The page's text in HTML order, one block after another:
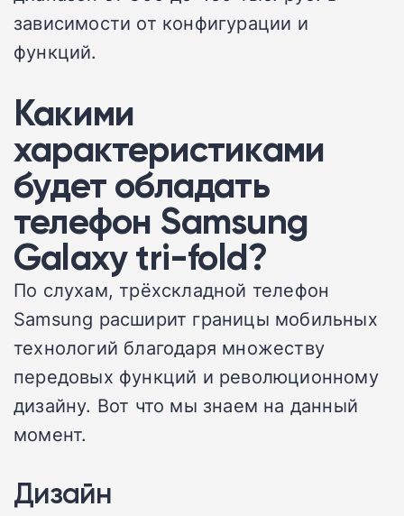
зависимости от конфигурации и
функций.
Какими
характеристиками
будет обладать
телефон Samsung
Galaxy tri-fold?
По слухам, трёхскладной телефон
Samsung расширит границы мобильных
технологий благодаря множеству
передовых функций и революционному
дизайну. Вот что мы знаем на данный
момент.
Дизайн